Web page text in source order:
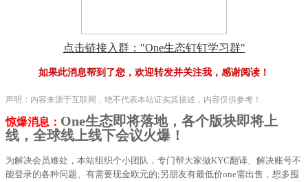
点击链接入群："One生态钉钉学习群"
如果此消息帮到了您，欢迎转发并关注我，感谢阅读！
声明：内容来源于互联网，绝不代表本站证实其描述，内容仅供参考！
惊爆消息： One生态即将落地，各个版块即将上
线，全球线上线下会议火爆！
为解决会员难处，本站组织个小团队，专门帮大家做KYC翻译、解决账号不
能登录的各种问题、有需要现金欧元的;另朋友有最低价one需出售，想多囤